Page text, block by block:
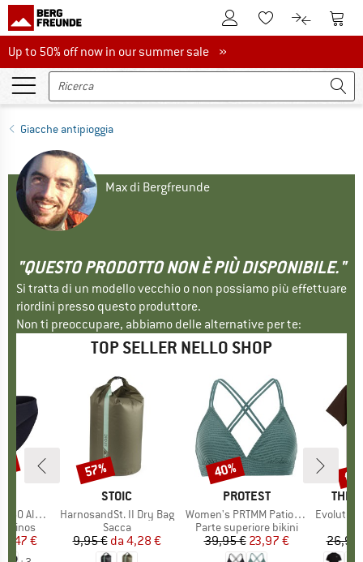
Al conto clienteAlla lista
Al Al
Up to 50% off now in our summer sale
Up to 50% off now in our summer sale »
Giacche antipioggia
Max di Bergfreunde
"QUESTO PRODOTTO NON È PIÙ DISPONIBILE."
Si tratta di un modello vecchio o non possiamo più effettuare
riordini presso questo produttore.
Non ti preoccupare, abbiamo delle alternative per te:
TOP SELLER NELLO SHOP
Brief
ridotto
€
MARCHIO
STOIC
Articolo
HarnosandSt. II Dry Bag
Gruppo di prodotti
Sacca
Prezzo
9,95 € Prezzo ridotto
da 4,28 €
Sconto
57%
MARCHIO
PROTEST
Articolo
Women's PRTMM Patio Triangle
Gruppo di prodotti
Parte superiore bikini
Prezzo
39,95 €Prezzo ridotto
23,97 €
Sconto
40%
THE
Articolo
Evolution
26,95